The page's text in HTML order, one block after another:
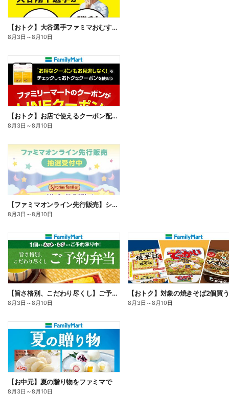
【おトク】大谷選手ファミマおむすび割
8月3日 ～8月10日
【おトク】お店で使えるクーポン配信中
8月3日 ～8月10日
【ファミマオンライン先行販売】シルバニアファミリー
8月3日 ～8月10日
【旨さ格別、こだわり尽くし】ご予約弁当
8月3日 ～8月10日 8月3日 ～8月10日
【お中元】夏の贈り物をファミマで
8月3日 ～8月10日